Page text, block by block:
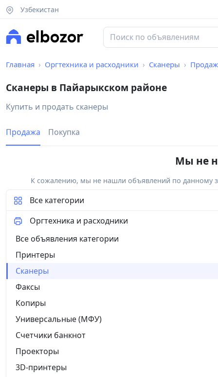
Узбекистан
Главная Оргтехника и расходники Сканеры
Сканеры в Пайарыкском районе
Купить и продать сканеры
Продажа Покупка
Мы не
К сожалению, мы не нашли объявлений по данному
Все категории
Оргтехника и расходники
Все объявления категории
Принтеры
Сканеры
Факсы
Копиры
Универсальные (МФУ)
Счетчики банкнот
Проекторы
3D-принтеры